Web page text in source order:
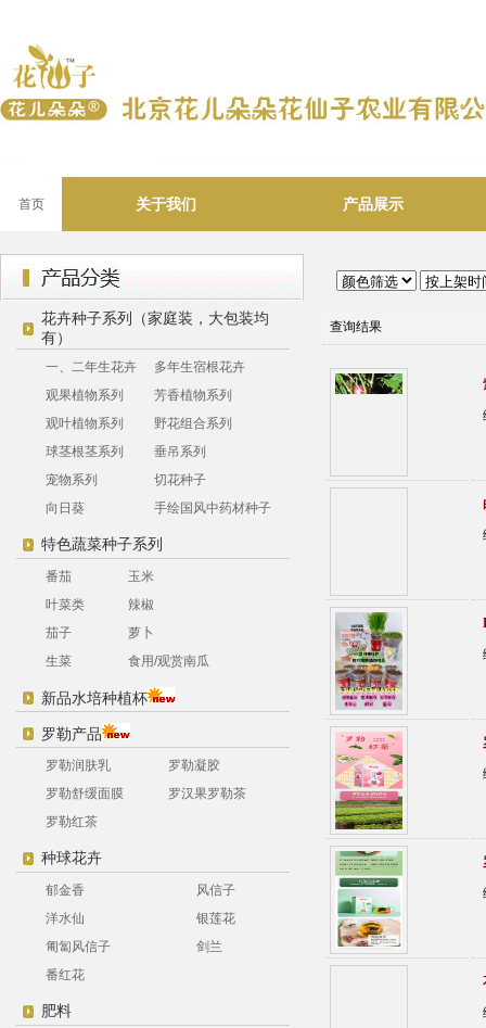
首页 关于我们 产品展示
花卉种子系列（家庭装，大包装均
有）
一、二年生花卉
多年生宿根花卉
观果植物系列
芳香植物系列
观叶植物系列
野花组合系列
球茎根茎系列
垂吊系列
宠物系列
切花种子
向日葵
手绘国风中药材种子
特色蔬菜种子系列
番茄
玉米
叶菜类
辣椒
茄子
萝卜
生菜
食用/观赏南瓜
新品水培种植杯
罗勒产品
罗勒润肤乳
罗勒凝胶
罗勒舒缓面膜
罗汉果罗勒茶
罗勒红茶
种球花卉
郁金香
风信子
洋水仙
银莲花
匍匐风信子
剑兰
番红花
肥料
查询结果